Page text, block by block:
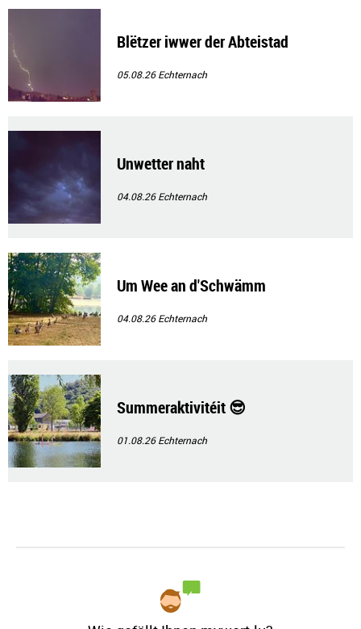
Blëtzer iwwer der Abteistad
05.08.26Echternach
Unwetter naht
04.08.26Echternach
Um Wee an d'Schwämm
04.08.26Echternach
Summeraktivitéit 😎
01.08.26Echternach